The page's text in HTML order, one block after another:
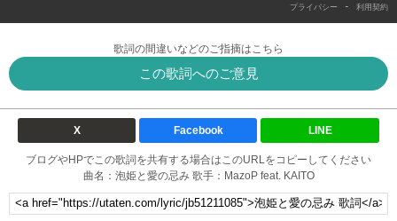
プライバシー - 利用契約
歌詞の間違いなどのご指摘はこちら
この歌詞へのご意見
X Facebook LINE
ブログやHPでこの歌詞を共有する場合はこのURLをコピーしてください
曲名：泡姫と愛の忌み 歌手：MazoP feat. KAITO